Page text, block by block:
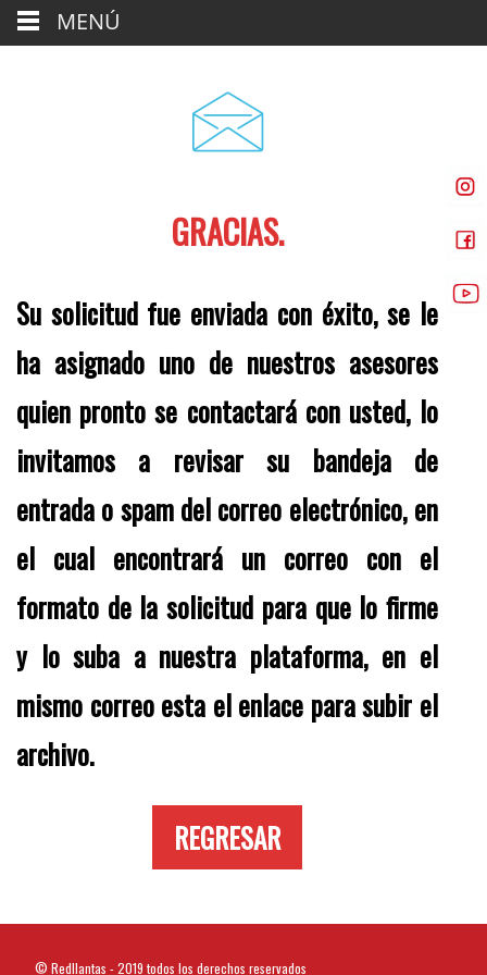
GRACIAS.
Su solicitud fue enviada con éxito, se le
ha asignado uno de nuestros asesores
quien pronto se contactará con usted, lo
invitamos a revisar su bandeja de
entrada o spam del correo electrónico, en
el cual encontrará un correo con el
formato de la solicitud para que lo firme
y lo suba a nuestra plataforma, en el
mismo correo esta el enlace para subir el
archivo.
REGRESAR
© Redllantas - 2019 todos los derechos reservados
MENÚ